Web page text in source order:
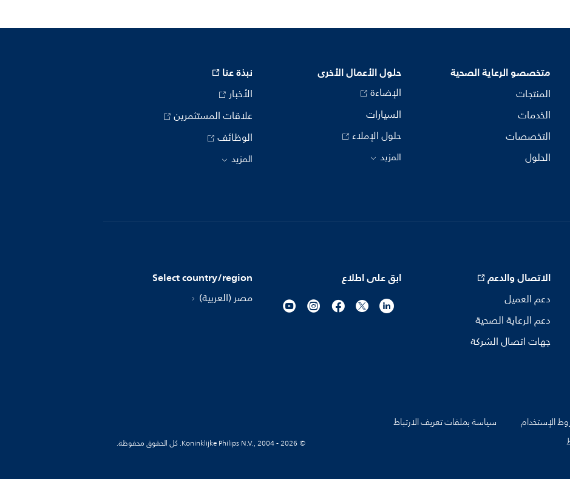
متخصصو الرعاية الصحية
المنتجات
الخدمات
التخصصات
الحلول
حلول الأعمال الأخرى
الإضاءة
السيارات
حلول الإملاء
المزيد
نبذة عنا
الأخبار
علاقات المستثمرين
الوظائف
المزيد
الاتصال والدعم
دعم العميل
دعم الرعاية الصحية
جهات اتصال الشركة
ابق على اطلاع Select country/region
مصر (العربية)
الإستخدام
سياسة بملفات تعريف الارتباط
© Koninklijke Philips N.V., 2004 - 2026. كل الحقوق محفوظة.